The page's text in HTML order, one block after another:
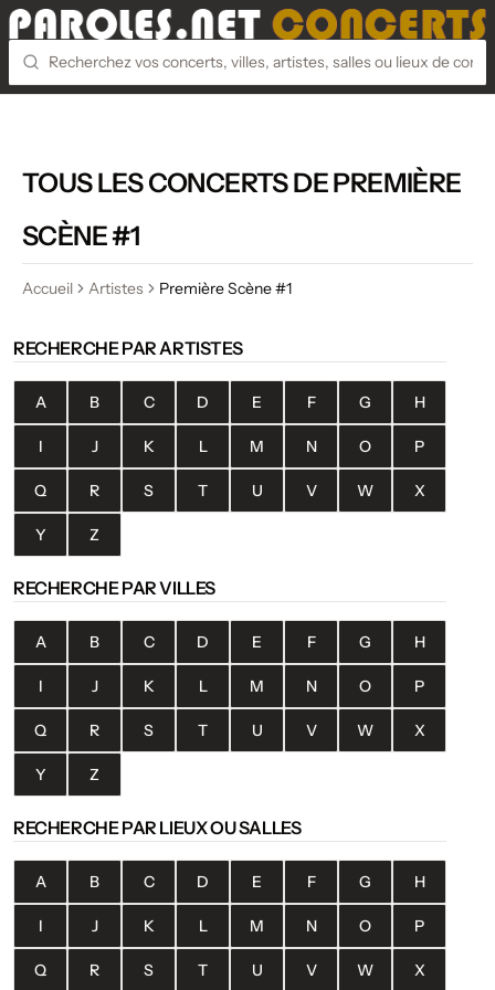
TOUS LES CONCERTS DE PREMIÈRE
SCÈNE #1
Accueil Artistes Première Scène #1
RECHERCHE PAR ARTISTES
A B C D E F G H
I J K L M N O P
Q R S T U V W X
Y Z
RECHERCHE PAR VILLES
A B C D E F G H
I J K L M N O P
Q R S T U V W X
Y Z
RECHERCHE PAR LIEUX OU SALLES
A B C D E F G H
I J K L M N O P
Q R S T U V W X